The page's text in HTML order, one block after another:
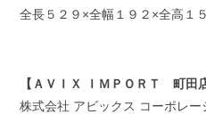
全長５２９×全幅１９２×全高１
【ＡＶＩＸ ＩＭＰＯＲＴ 町田
株式会社 アビックス コーポレー